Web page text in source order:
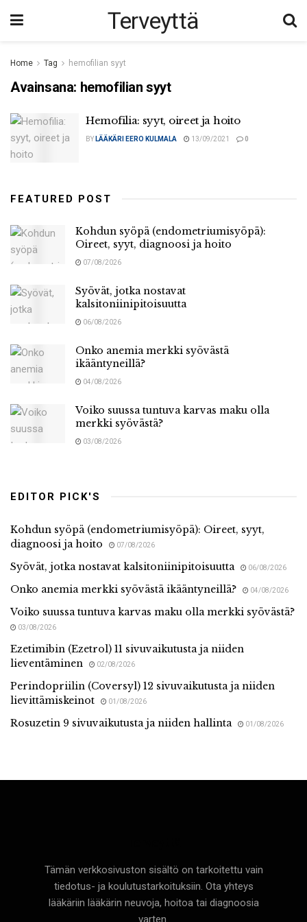
Terveyttä
Home Tag hemofilian syyt
Avainsana: hemofilian syyt
Hemofilia: syyt, oireet ja hoito
BY LÄÄKÄRI EERO KULMALA 13/09/2021 0
FEATURED POST
Kohdun syöpä (endometriumisyöpä):
Oireet, syyt, diagnoosi ja hoito
07/08/2026
Syövät, jotka nostavat
kalsitoniinipitoisuutta
06/08/2026
Onko anemia merkki syövästä
ikääntyneillä?
04/08/2026
Voiko suussa tuntuva karvas maku olla
merkki syövästä?
03/08/2026
EDITOR PICK'S
Kohdun syöpä (endometriumisyöpä): Oireet, syyt,
diagnoosi ja hoito
07/08/2026
Syövät, jotka nostavat kalsitoniinipitoisuutta 06/08/2026
Onko anemia merkki syövästä ikääntyneillä? 04/08/2026
Voiko suussa tuntuva karvas maku olla merkki syövästä?
03/08/2026
Ezetimibin (Ezetrol) 11 sivuvaikutusta ja niiden
lieventäminen
02/08/2026
Perindopriilin (Coversyl) 12 sivuvaikutusta ja niiden
lievittämiskeinot
01/08/2026
Rosuzetin 9 sivuvaikutusta ja niiden hallinta 01/08/2026
Tämän verkkosivuston sisältö on tarkoitettu vain
tiedotus- ja koulutustarkoituksiin. Ota yhteys
lääkäriin lääkärin neuvoja, hoitoa tai diagnoosia
varten.